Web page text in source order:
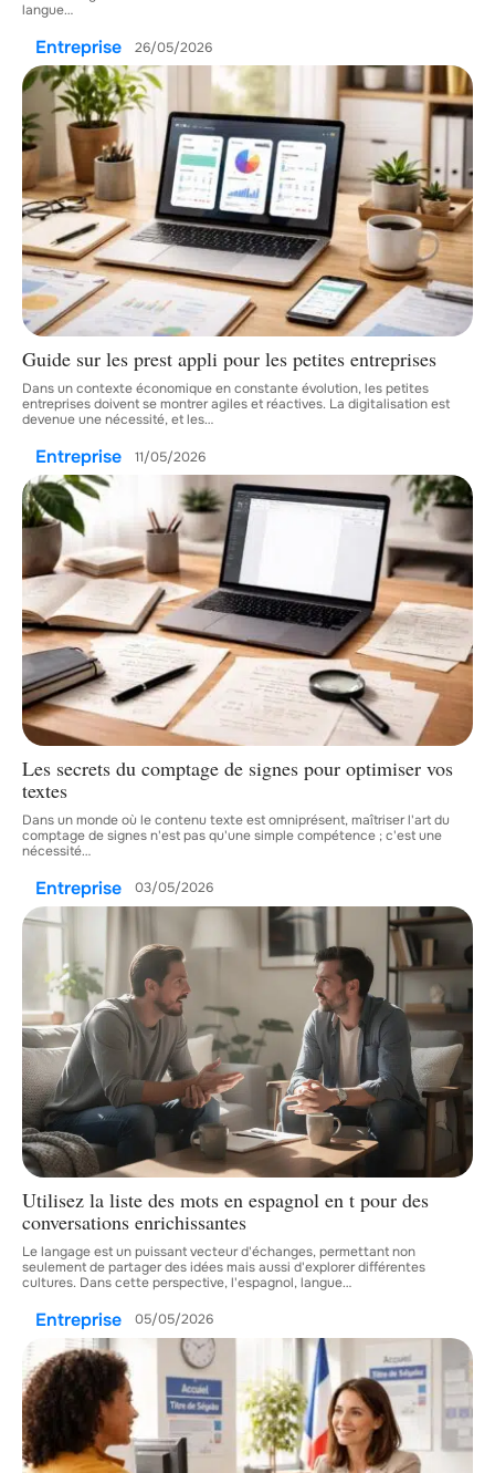
langue…
Entreprise 26/05/2026
Guide sur les prest appli pour les petites entreprises
Dans un contexte économique en constante évolution, les petites
entreprises doivent se montrer agiles et réactives. La digitalisation est
devenue une nécessité, et les…
Entreprise 11/05/2026
Les secrets du comptage de signes pour optimiser vos
textes
Dans un monde où le contenu texte est omniprésent, maîtriser l'art du
comptage de signes n'est pas qu'une simple compétence ; c'est une
nécessité…
Entreprise 03/05/2026
Utilisez la liste des mots en espagnol en t pour des
conversations enrichissantes
Le langage est un puissant vecteur d'échanges, permettant non
seulement de partager des idées mais aussi d'explorer différentes
cultures. Dans cette perspective, l'espagnol, langue…
Entreprise 05/05/2026